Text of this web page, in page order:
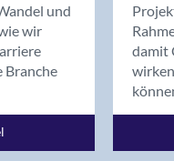
und
wir
Branche
damit